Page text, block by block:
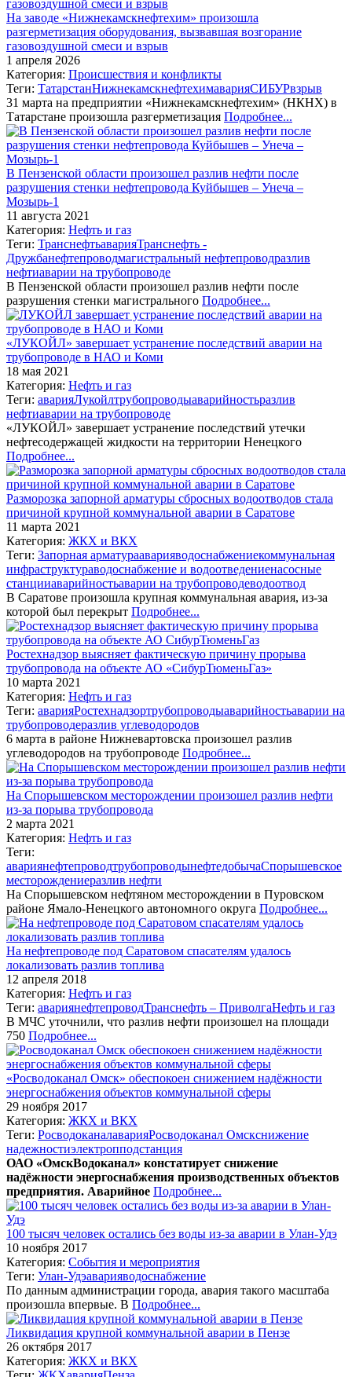
На заводе «Нижнекамскнефтехим» произошла
разгерметизация оборудования, вызвавшая возгорание
газовоздушной смеси и взрыв
1 апреля 2026
Категория: Происшествия и конфликты
Теги: ТатарстанНижнекамскнефтехимаварияСИБУРвзрыв
31 марта на предприятии «Нижнекамскнефтехим» (НКНХ) в
Татарстане произошла разгерметизация Подробнее...
В Пензенской области произошел разлив нефти после
разрушения стенки нефтепровода Куйбышев – Унеча –
Мозырь-1
11 августа 2021
Категория: Нефть и газ
Теги: ТранснефтьаварияТранснефть -
Дружбанефтепроводмагистральный нефтепроводразлив
нефтиаварии на трубопроводе
В Пензенской области произошел разлив нефти после
разрушения стенки магистрального Подробнее...
«ЛУКОЙЛ» завершает устранение последствий аварии на
трубопроводе в НАО и Коми
18 мая 2021
Категория: Нефть и газ
Теги: аварияЛукойлтрубопроводыаварийностьразлив
нефтиаварии на трубопроводе
«ЛУКОЙЛ» завершает устранение последствий утечки
нефтесодержащей жидкости на территории Ненецкого
Подробнее...
Разморозка запорной арматуры сбросных водоотводов стала
причиной крупной коммунальной аварии в Саратове
11 марта 2021
Категория: ЖКХ и ВКХ
Теги: Запорная арматурааварияводоснабжениекоммунальная
инфраструктураводоснабжение и водоотведениенасосные
станцииаварийностьаварии на трубопроводеводоотвод
В Саратове произошла крупная коммунальная авария, из-за
которой был перекрыт Подробнее...
Ростехнадзор выясняет фактическую причину прорыва
трубопровода на объекте АО «СибурТюменьГаз»
10 марта 2021
Категория: Нефть и газ
Теги: аварияРостехнадзортрубопроводыаварийностьаварии на
трубопроводеразлив углеводородов
6 марта в районе Нижневартовска произошел разлив
углеводородов на трубопроводе Подробнее...
На Спорышевском месторождении произошел разлив нефти
из-за порыва трубопровода
2 марта 2021
Категория: Нефть и газ
Теги:
авариянефтепроводтрубопроводынефтедобычаСпорышевское
месторождениеразлив нефти
На Спорышевском нефтяном месторождении в Пуровском
районе Ямало-Ненецкого автономного округа Подробнее...
На нефтепроводе под Саратовом спасателям удалось
локализовать разлив топлива
12 апреля 2018
Категория: Нефть и газ
Теги: авариянефтепроводТранснефть – ПриволгаНефть и газ
В МЧС уточнили, что разлив нефти произошел на площади
750 Подробнее...
«Росводоканал Омск» обеспокоен снижением надёжности
энергоснабжения объектов коммунальной сферы
29 ноября 2017
Категория: ЖКХ и ВКХ
Теги: РосводоканалаварияРосводоканал Омскснижение
надежностиэлектропподстанция
ОАО «ОмскВодоканал» констатирует снижение
надёжности энергоснабжения производственных объектов
предприятия. Аварийное Подробнее...
100 тысяч человек остались без воды из-за аварии в Улан-Удэ
10 ноября 2017
Категория: События и мероприятия
Теги: Улан-Удэаварияводоснабжение
По данным администрации города, авария такого масштаба
произошла впервые. В Подробнее...
Ликвидация крупной коммунальной аварии в Пензе
26 октября 2017
Категория: ЖКХ и ВКХ